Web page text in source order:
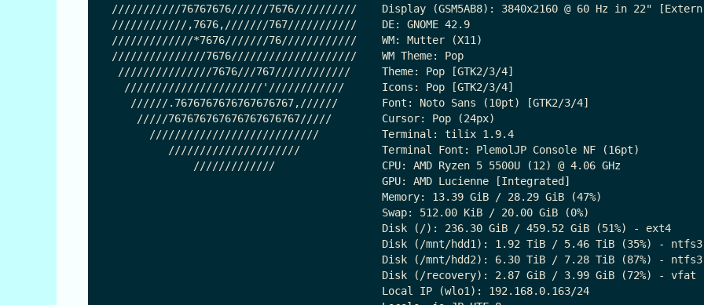
///////////76767676//////7676//////////    Display (GSM5AB8): 3840x2160 @ 60 Hz in 22"
////////////,7676,///////767///////////    DE: GNOME 42.9
/////////////*7676///////76////////////    WM: Mutter (X11)
///////////////7676////////////////////    WM Theme: Pop
///////////////7676///767////////////     Theme: Pop [GTK2/3/4]
  //////////////////////'////////////      Icons: Pop [GTK2/3/4]
   //////.7676767676767676767,//////       Font: Noto Sans (10pt) [GTK2/3/4]
    /////767676767676767676767/////        Cursor: Pop (24px)
      ///////////////////////////          Terminal: tilix 1.9.4
         /////////////////////             Terminal Font: PlemolJP Console NF (16pt)
             /////////////                 CPU: AMD Ryzen 5 5500U (12) @ 4.06 GHz
                                           GPU: AMD Lucienne [Integrated]
                                           Memory: 13.39 GiB / 28.29 GiB (47%)
                                           Swap: 512.00 KiB / 20.00 GiB (0%)
                                           Disk (/): 236.30 GiB / 459.52 GiB (51%) - ext4
                                           Disk (/mnt/hdd1): 1.92 TiB / 5.46 TiB (35%) - ntfs3
                                           Disk (/mnt/hdd2): 6.30 TiB / 7.28 TiB (87%) - ntfs3
                                           Disk (/recovery): 2.87 GiB / 3.99 GiB (72%) - vfat
                                           Local IP (wlo1): 192.168.0.163/24